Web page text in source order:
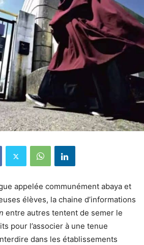
appelée communément abaya et
élèves, la chaine d’informations
entre autres tentent de semer le
pour l’associer à une tenue
dans les établissements